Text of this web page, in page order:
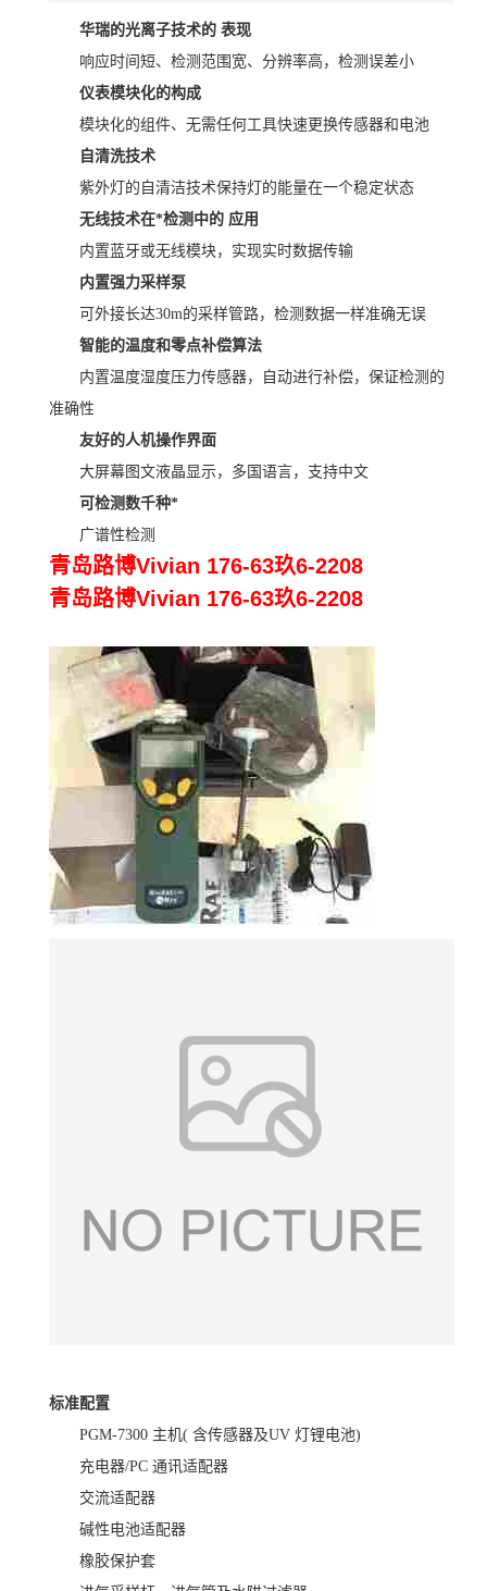
华瑞的光离子技术的 表现
响应时间短、检测范围宽、分辨率高，检测误差小
仪表模块化的构成
模块化的组件、无需任何工具快速更换传感器和电池
自清洗技术
紫外灯的自清洁技术保持灯的能量在一个稳定状态
无线技术在*检测中的 应用
内置蓝牙或无线模块，实现实时数据传输
内置强力采样泵
可外接长达30m的采样管路，检测数据一样准确无误
智能的温度和零点补偿算法
内置温度湿度压力传感器，自动进行补偿，保证检测的
准确性
友好的人机操作界面
大屏幕图文液晶显示，多国语言，支持中文
可检测数千种*
广谱性检测
青岛路博Vivian 176-63玖6-2208
青岛路博Vivian 176-63玖6-2208
标准配置
PGM-7300 主机( 含传感器及UV 灯锂电池)
充电器/PC 通讯适配器
交流适配器
碱性电池适配器
橡胶保护套